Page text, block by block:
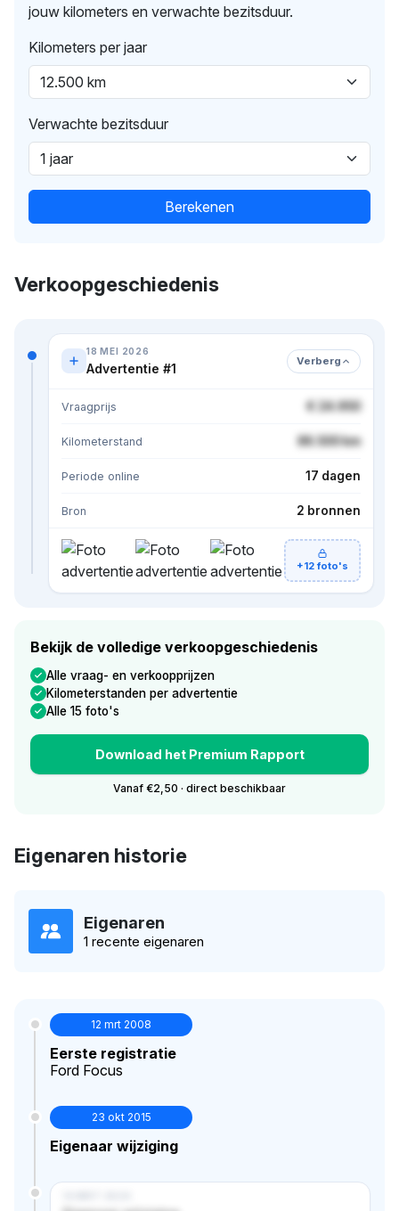
jouw kilometers en verwachte bezitsduur.
Kilometers per jaar
Verwachte bezitsduur
Berekenen
Verkoopgeschiedenis
18 MEI 2026
Advertentie #1 Verberg
Vraagprijs € 24.950
Kilometerstand 86.500 km
Periode online 17 dagen
Bron 2 bronnen
+12 foto's
Bekijk de volledige verkoopgeschiedenis
Alle vraag- en verkoopprijzen
Kilometerstanden per advertentie
Alle 15 foto's
Download het Premium Rapport
Vanaf €2,50 · direct beschikbaar
Eigenaren historie
Eigenaren
1 recente eigenaren
12 mrt 2008
Eerste registratie
Ford Focus
23 okt 2015
Eigenaar wijziging